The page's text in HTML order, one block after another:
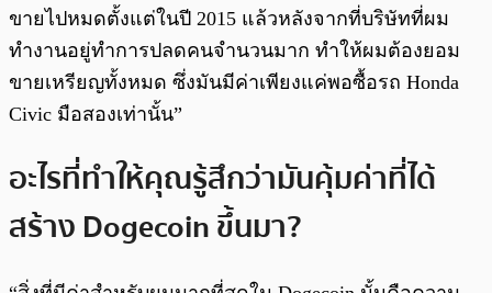
ขายไปหมดตั้งแต่ในปี 2015 แล้วหลังจากที่บริษัทที่ผม
ทำงานอยู่ทำการปลดคนจำนวนมาก ทำให้ผมต้องยอม
ขายเหรียญทั้งหมด ซึ่งมันมีค่าเพียงแค่พอซื้อรถ Honda
Civic มือสองเท่านั้น”
อะไรที่ทำให้คุณรู้สึกว่ามันคุ้มค่าที่ได้
สร้าง Dogecoin ขึ้นมา?